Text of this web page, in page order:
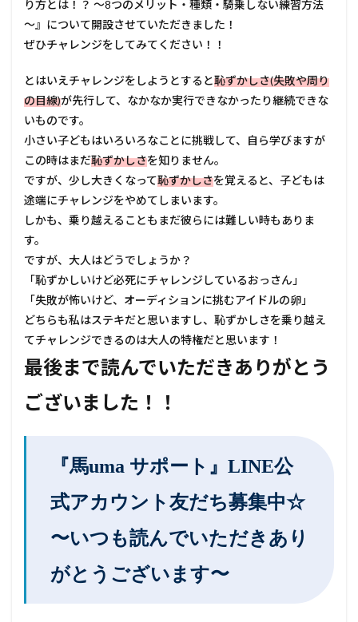
り方とは！？ ～8つのメリット・種類・騎乗しない練習方法
～』について開設させていただきました！
ぜひチャレンジをしてみてください！！
とはいえチャレンジをしようとすると恥ずかしさ(失敗や周り
の目線)が先行して、なかなか実行できなかったり継続できな
いものです。
小さい子どもはいろいろなことに挑戦して、自ら学びますが
この時はまだ恥ずかしさを知りません。
ですが、少し大きくなって恥ずかしさを覚えると、子どもは
途端にチャレンジをやめてしまいます。
しかも、乗り越えることもまだ彼らには難しい時もありま
す。
ですが、大人はどうでしょうか？
「恥ずかしいけど必死にチャレンジしているおっさん」
「失敗が怖いけど、オーディションに挑むアイドルの卵」
どちらも私はステキだと思いますし、恥ずかしさを乗り越え
てチャレンジできるのは大人の特権だと思います！
最後まで読んでいただきありがとう
ございました！！
『馬uma サポート』LINE公
式アカウント友だち募集中☆
〜いつも読んでいただきあり
がとうございます〜